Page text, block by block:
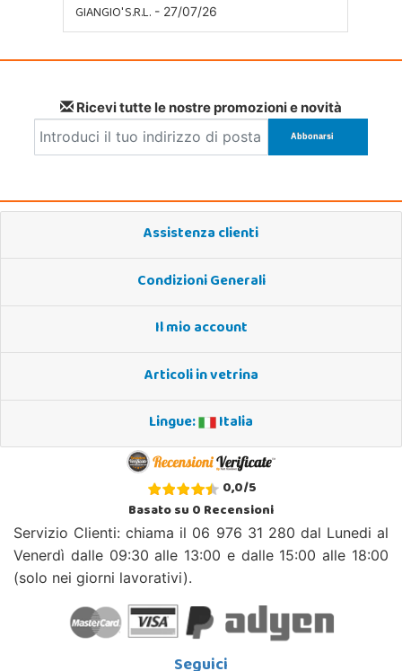
GIANGIO' S.R.L.- 27/07/26
Ricevi tutte le nostre promozioni e novità
Assistenza clienti
Condizioni Generali
Il mio account
Articoli in vetrina
Lingue:
Italia
0,0/5
Basato su0Recensioni
Servizio Clienti: chiama il 06 976 31 280 dal Lunedi al
Venerdì dalle 09:30 alle 13:00 e dalle 15:00 alle 18:00
(solo nei giorni lavorativi).